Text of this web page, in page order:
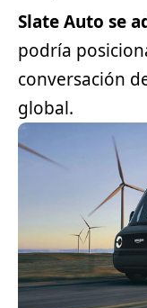
Slate Auto se
podría
conversación
global.